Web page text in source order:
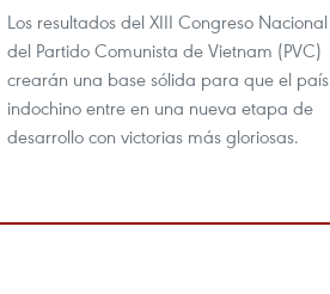
Los resultados del XIII Congreso Nacional
del Partido Comunista de Vietnam (PVC)
crearán una base sólida para que el país
indochino entre en una nueva etapa de
desarrollo con victorias más gloriosas.